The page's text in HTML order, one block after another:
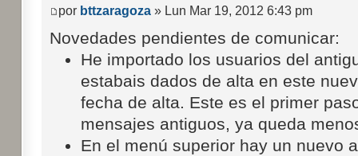
por bttzaragoza » Lun Mar 19, 2012 6:43 pm
Novedades pendientes de comunicar:
He importado los usuarios del
estabais dados de alta en este
fecha de alta. Este es el primer
mensajes antiguos, ya queda
En el menú superior hay un nuevo